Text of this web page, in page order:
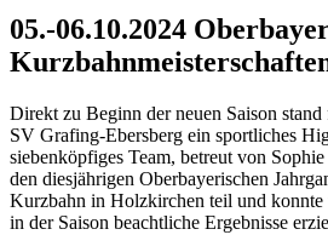
05.-06.10.2024
Direkt zu Beginn der neuen Saison
SV Grafing-Ebersberg ein sportliches
siebenköpfiges Team, betreut von
den diesjährigen Oberbayerischen
Kurzbahn in Holzkirchen teil und konnte
in der Saison beachtliche Ergebnisse